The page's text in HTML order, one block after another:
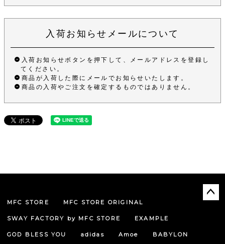
入荷お知らせメールについて
入荷お知らせボタンを押下して、メールアドレスを登録し
てください。
商品が入荷した際にメールでお知らせいたします。
商品の入荷やご注文を確定するものではありません。
MFC STORE MFC STORE ORIGINAL
SWAY FACTORY by MFC STORE EXAMPLE
GOD BLESS YOU adidas Amoe BABYLON